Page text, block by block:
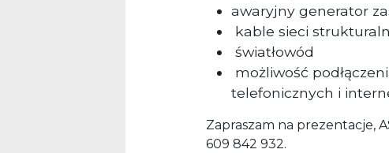
awaryjny generator
kable sieci
światłowód
możliwość
telefonicznych i
Zapraszam na prezentacje,
609 842 932.